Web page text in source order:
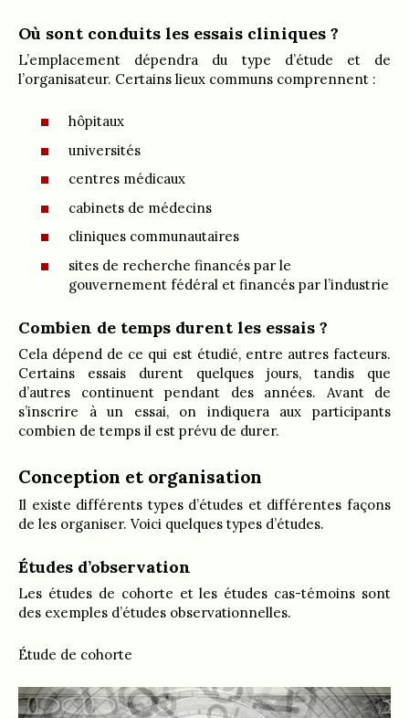
Où sont conduits les essais cliniques ?
L’emplacement dépendra du type d’étude et de
l’organisateur. Certains lieux communs comprennent :
hôpitaux
universités
centres médicaux
cabinets de médecins
cliniques communautaires
sites de recherche financés par le
gouvernement fédéral et financés par l’industrie
Combien de temps durent les essais ?
Cela dépend de ce qui est étudié, entre autres facteurs.
Certains essais durent quelques jours, tandis que
d’autres continuent pendant des années. Avant de
s’inscrire à un essai, on indiquera aux participants
combien de temps il est prévu de durer.
Conception et organisation
Il existe différents types d’études et différentes façons
de les organiser. Voici quelques types d’études.
Études d’observation
Les études de cohorte et les études cas-témoins sont
des exemples d’études observationnelles.
Étude de cohorte